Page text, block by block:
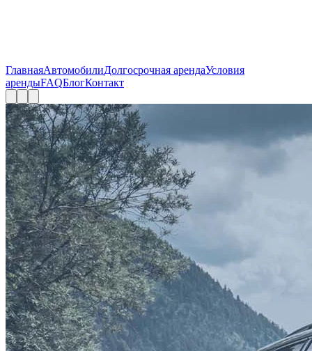
ГлавнаяАвтомобилиДолгосрочная арендаУсловия
арендыFAQБлогКонтакт